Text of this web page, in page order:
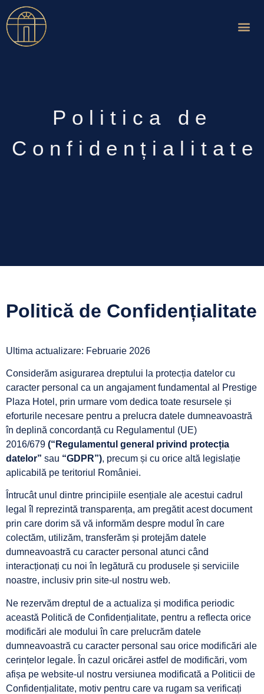
Politica de
Confidențialitate
Politică de Confidențialitate
Ultima actualizare: Februarie 2026
Considerăm asigurarea dreptului la protecția datelor cu
caracter personal ca un angajament fundamental al Prestige
Plaza Hotel, prin urmare vom dedica toate resursele și
eforturile necesare pentru a prelucra datele dumneavoastră
în deplină concordanță cu Regulamentul (UE)
2016/679 (“Regulamentul general privind protecția
datelor” sau “GDPR”), precum și cu orice altă legislație
aplicabilă pe teritoriul României.
Întrucât unul dintre principiile esențiale ale acestui cadrul
legal îl reprezintă transparența, am pregătit acest document
prin care dorim să vă informăm despre modul în care
colectăm, utilizăm, transferăm și protejăm datele
dumneavoastră cu caracter personal atunci când
interacționați cu noi în legătură cu produsele și serviciile
noastre, inclusiv prin site-ul nostru web.
Ne rezervăm dreptul de a actualiza și modifica periodic
această Politică de Confidențialitate, pentru a reflecta orice
modificări ale modului în care prelucrăm datele
dumneavoastră cu caracter personal sau orice modificări ale
cerințelor legale. În cazul oricărei astfel de modificări, vom
afișa pe website-ul nostru versiunea modificată a Politicii de
Confidențialitate, motiv pentru care va rugam sa verificați